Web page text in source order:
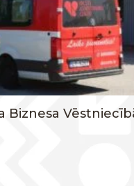
Biznesa